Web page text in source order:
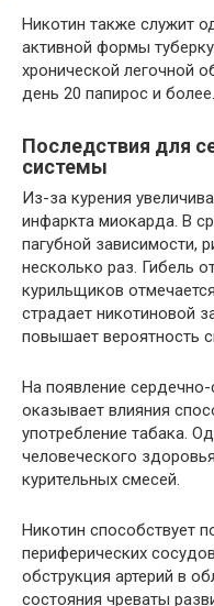
Никотин также служит
активной формы
хронической легочной
день 20 папирос и более.
Последствия для
системы
Из-за курения
инфаркта миокарда. В
пагубной зависимости,
несколько раз. Гибель
курильщиков
страдает никотиновой
повышает вероятность
На появление
оказывает влияния
употребление табака.
человеческого
курительных смесей.
Никотин способствует
периферических
обструкция артерий в
состояния чреваты